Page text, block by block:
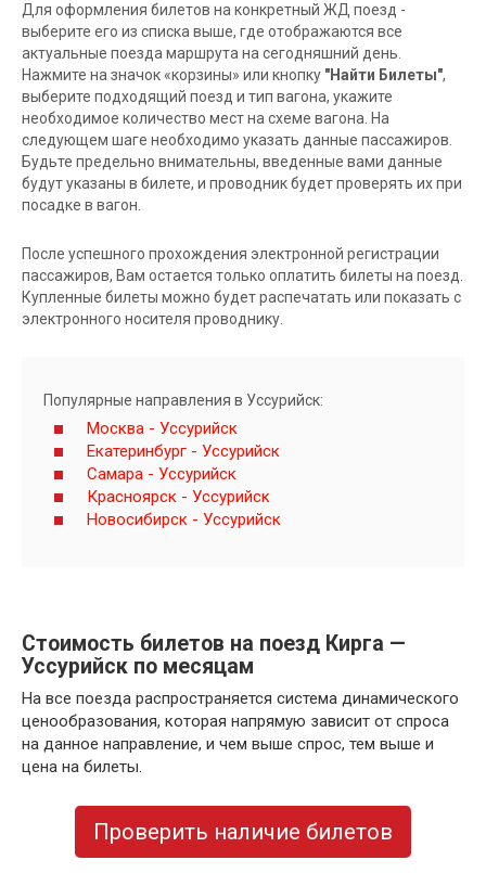
Для оформления билетов на конкретный ЖД поезд -
выберите его из списка выше, где отображаются все
актуальные поезда маршрута на сегодняшний день.
Нажмите на значок «корзины» или кнопку "Найти Билеты",
выберите подходящий поезд и тип вагона, укажите
необходимое количество мест на схеме вагона. На
следующем шаге необходимо указать данные пассажиров.
Будьте предельно внимательны, введенные вами данные
будут указаны в билете, и проводник будет проверять их при
посадке в вагон.
После успешного прохождения электронной регистрации
пассажиров, Вам остается только оплатить билеты на поезд.
Купленные билеты можно будет распечатать или показать с
электронного носителя проводнику.
Популярные направления в Уссурийск:
Москва - Уссурийск
Екатеринбург - Уссурийск
Самара - Уссурийск
Красноярск - Уссурийск
Новосибирск - Уссурийск
Стоимость билетов на поезд Кирга —
Уссурийск по месяцам
На все поезда распространяется система динамического
ценообразования, которая напрямую зависит от спроса
на данное направление, и чем выше спрос, тем выше и
цена на билеты.
Проверить наличие билетов